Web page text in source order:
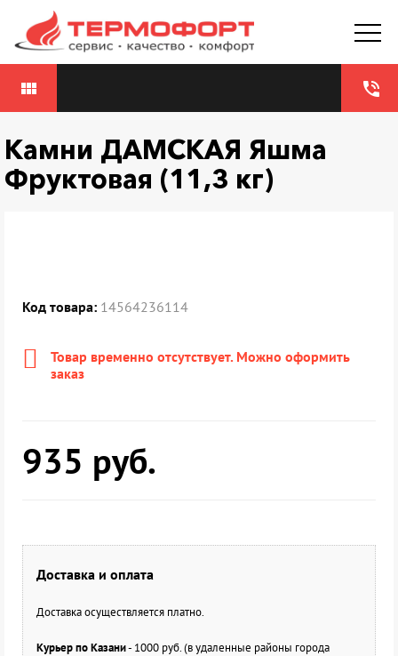
phone_in_talk
view_module
Камни ДАМСКАЯ Яшма
Фруктовая (11,3 кг)
Код товара: 14564236114
Товар временно отсутствует. Можно оформить
заказ
935 руб.
Доставка и оплата
Доставка осуществляется платно.
Курьер по Казани- 1000 руб. (в удаленные районы города